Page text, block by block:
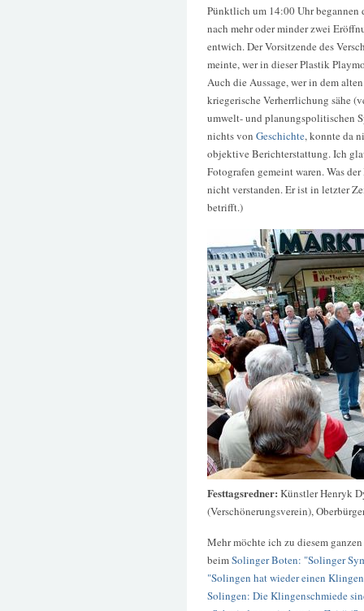
Pünktlich um 14:00 Uhr begannen
nach mehr oder minder zwei
entwich. Der Vorsitzende des
meinte, wer in dieser Plastik
Auch die Aussage, wer in dem
kriegerische Verherrlichung sähe
umwelt- und planungspolitischen
nichts von Geschichte, konnte da
objektive Berichterstattung. Ich
Fotografen gemeint waren. Was
nicht verstanden. Er ist in letzter
betrifft.)
Festtagsredner: Künstler Henryk
(Verschönerungsverein),
Mehr möchte ich zu diesem
beimSolinger Boten: "Solinger
"Solingen hat wieder einen
Solingen: Die Klingenschmiede